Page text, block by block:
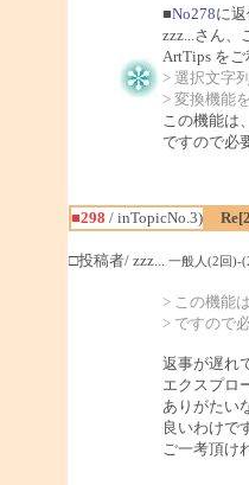
■No278に
zzz...さん、
ArtTips を
> 選択文字
> 変換機能
この機能は
ですので必
■298 / inTopicNo.3)
□投稿者/ zzz... 一般人(2回)-
> この機能
> ですので
返事が遅れ
エクスプロ
ありがたい
良いわけで
ご一考頂け